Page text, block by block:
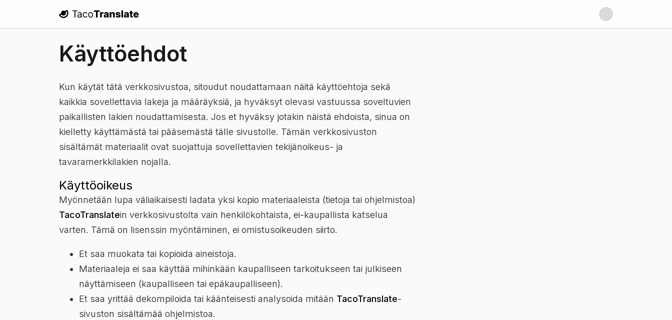
TacoTranslate
Käyttöehdot
Kun käytät tätä verkkosivustoa, sitoudut noudattamaan näitä käyttöehtoja sekä
kaikkia sovellettavia lakeja ja määräyksiä, ja hyväksyt olevasi vastuussa soveltuvien
paikallisten lakien noudattamisesta. Jos et hyväksy jotakin näistä ehdoista, sinua on
kielletty käyttämästä tai pääsemästä tälle sivustolle. Tämän verkkosivuston
sisältämät materiaalit ovat suojattuja sovellettavien tekijänoikeus- ja
tavaramerkkilakien nojalla.
Käyttöoikeus
Myönnetään lupa väliaikaisesti ladata yksi kopio materiaaleista (tietoja tai ohjelmistoa)
TacoTranslatein verkkosivustolta vain henkilökohtaista, ei-kaupallista katselua
varten. Tämä on lisenssin myöntäminen, ei omistusoikeuden siirto.
Et saa muokata tai kopioida aineistoja.
Materiaaleja ei saa käyttää mihinkään kaupalliseen tarkoitukseen tai julkiseen
näyttämiseen (kaupalliseen tai epäkaupalliseen).
Et saa yrittää dekompiloida tai käänteisesti analysoida mitään TacoTranslate-
sivuston sisältämää ohjelmistoa.